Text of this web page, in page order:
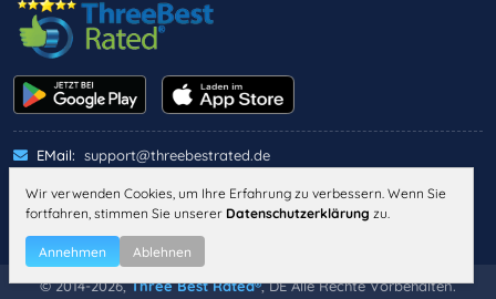
EMail: support@threebestrated.de
IMPRESSUM
DATENSCHUTZ
© 2014-2026,Three Best Rated®, DE Alle Rechte Vorbehalten.
Wir verwenden Cookies, um Ihre Erfahrung zu verbessern. Wenn Sie
fortfahren, stimmen Sie unserer Datenschutzerklärung zu.
Annehmen Ablehnen